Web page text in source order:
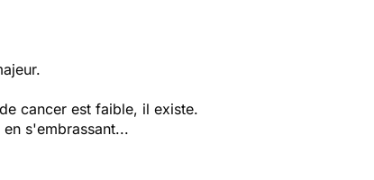
cancer est faible, il existe.
s'embrassant...